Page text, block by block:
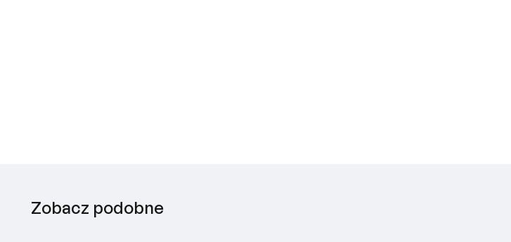
Zobacz podobne